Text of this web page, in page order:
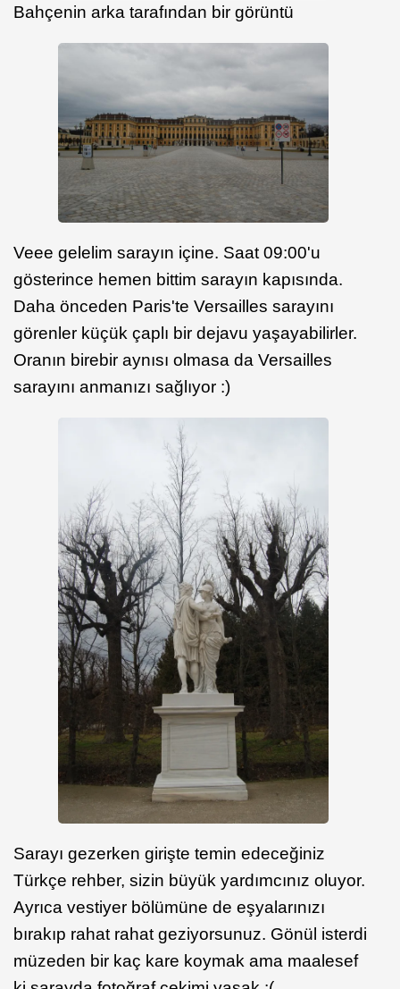
Bahçenin arka tarafından bir görüntü
Veee gelelim sarayın içine. Saat 09:00'u
gösterince hemen bittim sarayın kapısında.
Daha önceden Paris'te Versailles sarayını
görenler küçük çaplı bir dejavu yaşayabilirler.
Oranın birebir aynısı olmasa da Versailles
sarayını anmanızı sağlıyor :)
Sarayı gezerken girişte temin edeceğiniz
Türkçe rehber, sizin büyük yardımcınız oluyor.
Ayrıca vestiyer bölümüne de eşyalarınızı
bırakıp rahat rahat geziyorsunuz. Gönül isterdi
müzeden bir kaç kare koymak ama maalesef